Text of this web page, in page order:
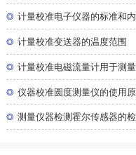
◎ 计量校准电子仪器的标准和
◎ 计量校准变送器的温度范围
◎ 计量校准电磁流量计用于测
◎ 仪器校准圆度测量仪的使用原
◎ 测量仪器检测霍尔传感器的